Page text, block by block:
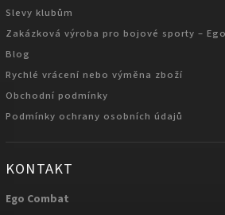
Slevy klubům
Zakázková výroba pro bojové sporty –
Blog
Rychlé vrácení nebo výměna zboží
Obchodní podmínky
Podmínky ochrany osobních údajů
KONTAKT
Ego Combat